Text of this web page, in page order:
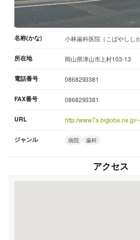
名称(かな) 小林歯科医院（こばやしし
所在地 岡山県津山市上村103-13
電話番号 0868293381
FAX番号 0868293381
URL http://www7a.biglobe.ne.jp/
ジャンル 病院 歯科
アクセス